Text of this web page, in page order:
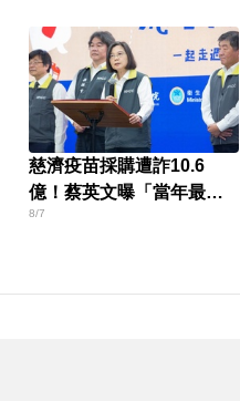
慈濟疫苗採購遭詐10.6
億！蔡英文曝「當年最難
決定」
8/7